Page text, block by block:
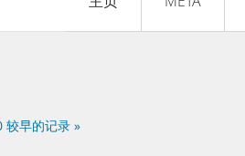
较早的记录 »